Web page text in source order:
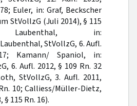
Euler, in: Graf, Beckscher
StVollzG (Juli 2014), § 115
in:
StVollzG, 6. Aufl.
Kamann/ Spaniol, in:
6. Aufl. 2012, § 109 Rn. 32
StVollzG, 3. Aufl. 2011,
10; Calliess/Müller-Dietz,
115 Rn. 16).